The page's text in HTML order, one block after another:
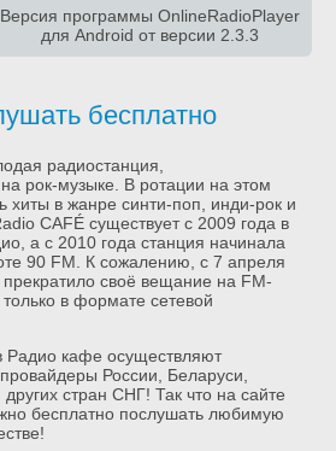
Версия программы OnlineRadioPlayer
для Android от версии 2.3.3
бесплатно
радиостанция,
рок-музыке. В ротации на этом
хиты в жанре синти-поп, инди-рок и
CAFÉ существует с 2009 года в
а с 2010 года станция начинала
90 FM. К сожалению, с 7 апреля
своё вещание на FM-
в формате сетевой
Радио кафе осуществляют
России, Беларуси,
стран СНГ! Так что на сайте
бесплатно послушать любимую